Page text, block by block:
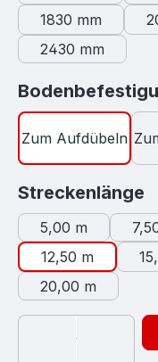
1830 mm
2430 mm
Zum Aufdübeln
Streckenlänge
5,00 m
12,50 m
20,00 m